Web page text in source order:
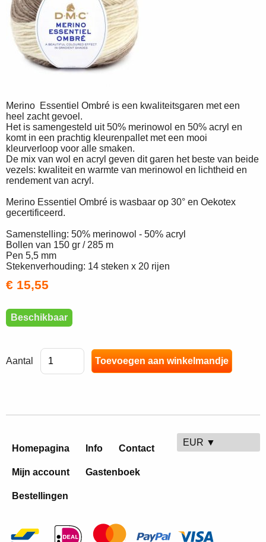
Merino Essentiel Ombré is een kwaliteitsgaren met een
heel zacht gevoel.
Het is samengesteld uit 50% merinowol en 50% acryl en
komt in een prachtig kleurenpallet met een mooi
kleurverloop voor alle smaken.
De mix van wol en acryl geven dit garen het beste van beide
vezels: kwaliteit en warmte van merinowol en lichtheid en
rendement van acryl.
Merino Essentiel Ombré is wasbaar op 30° en Oekotex
gecertificeerd.
Samenstelling: 50% merinowol - 50% acryl
Bollen van 150 gr / 285 m
Pen 5,5 mm
Stekenverhouding: 14 steken x 20 rijen
€ 15,55
Beschikbaar
Aantal
Homepagina Info Contact
Mijn account Gastenboek
Bestellingen
EUR ▼